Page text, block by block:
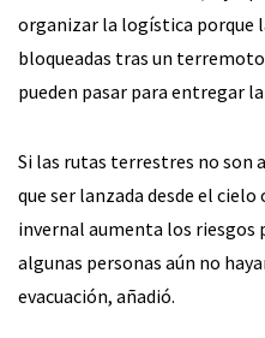
organizar la logística porque
bloqueadas tras un
pueden pasar para entregar la
Si las rutas terrestres no son
que ser lanzada desde el
invernal aumenta los riesgos
algunas personas aún no
evacuación, añadió.